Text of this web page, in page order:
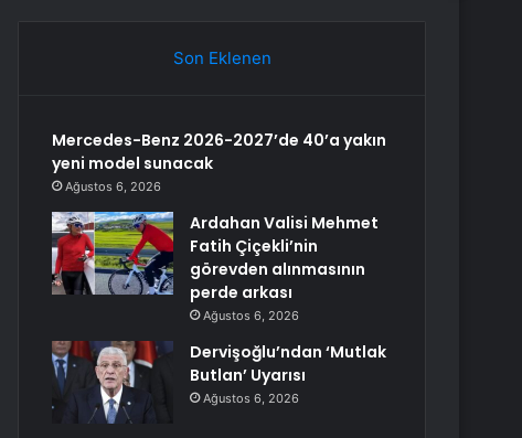
Son Eklenen
Mercedes-Benz 2026-2027’de 40’a yakın
yeni model sunacak
Ağustos 6, 2026
Ardahan Valisi Mehmet
Fatih Çiçekli’nin
görevden alınmasının
perde arkası
Ağustos 6, 2026
Dervişoğlu’ndan ‘Mutlak
Butlan’ Uyarısı
Ağustos 6, 2026